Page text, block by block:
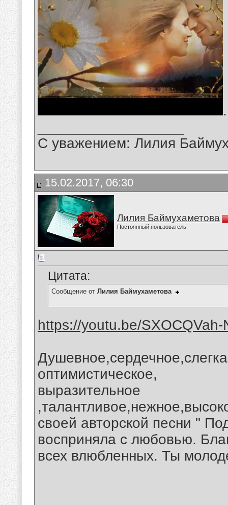
.
С уважением: Лилия
15.02.2017, 06:30
Лилия Баймухаметова
Постоянный пользователь
Цитата:
Сообщение от Лилия Баймухаметова
https://youtu.be/SXOCQVah-
оптимистическое,
выразительное
своей авторской песни "
восприняла с любовью.
всех влюбленных. Ты